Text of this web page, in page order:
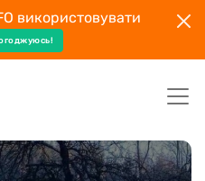
використовувати